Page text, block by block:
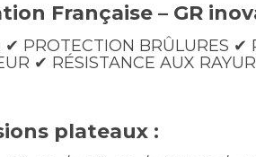
Française – GR
✔︎ PROTECTION BRÛLURES ✔︎
✔︎ RÉSISTANCE AUX
plateaux :